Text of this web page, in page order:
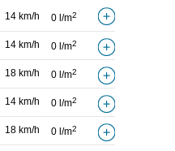
14 km/h 0 l/m2
14 km/h 0 l/m2
18 km/h 0 l/m2
14 km/h 0 l/m2
18 km/h 0 l/m2